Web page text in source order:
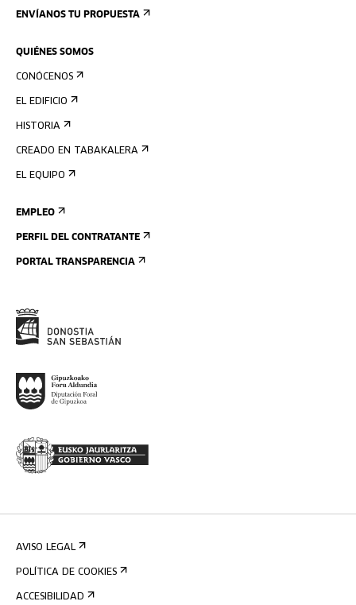
ENVÍANOS TU PROPUESTA
QUIÉNES SOMOS
CONÓCENOS
EL EDIFICIO
HISTORIA
CREADO EN TABAKALERA
EL EQUIPO
EMPLEO
PERFIL DEL CONTRATANTE
PORTAL TRANSPARENCIA
AVISO LEGAL
POLÍTICA DE COOKIES
ACCESIBILIDAD